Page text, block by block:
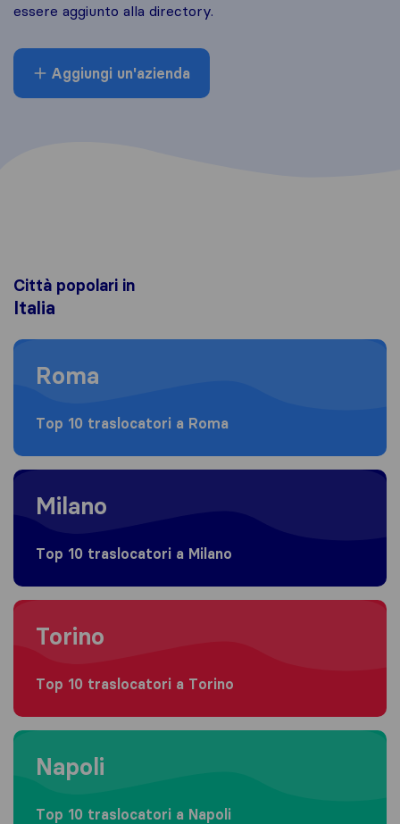
essere aggiunto alla directory.
Aggiungi un'azienda
Città popolari in
Italia
Moving to Roma
Roma
Top 10 traslocatori a Roma
Moving to Milano
Milano
Top 10 traslocatori a Milano
Moving to Torino
Torino
Top 10 traslocatori a Torino
Moving to Napoli
Napoli
Top 10 traslocatori a Napoli